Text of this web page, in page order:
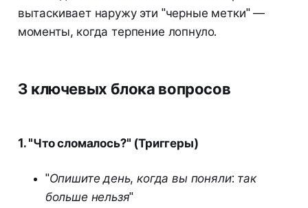
вытаскивает наружу эти "черные метки" —
моменты, когда терпение лопнуло.
3 ключевых блока вопросов
1. "Что сломалось?" (Триггеры)
"Опишите день, когда вы поняли: так
больше нельзя"